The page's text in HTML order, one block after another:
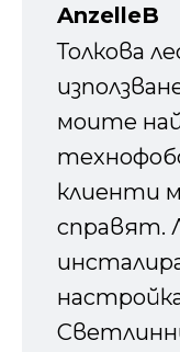
AnzelleB
Толкова
моите
клиенти
справят.